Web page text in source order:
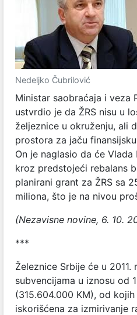
Nedeljko Čubrilović
Ministar saobraćaja i veza
ustvrdio je da ŽRS nisu u
željeznice u okruženju, ali
prostora za jaču
On je naglasio da će
kroz predstojeći rebalans
planirani grant za ŽRS sa
miliona, što je na nivou
(Nezavisne novine, 6. 10.
***
Železnice Srbije će u 2011.
subvencijama u iznosu od
(315.604.000 KM), od
iskorišćena za izmirivanje